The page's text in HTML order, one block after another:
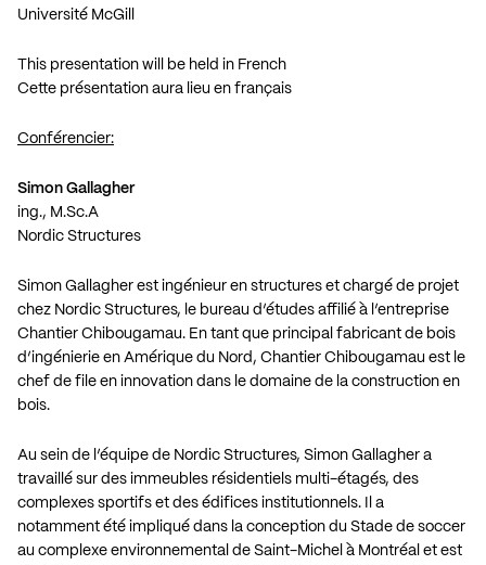
Université McGill
This presentation will be held in French
Cette présentation aura lieu en français
Conférencier:
Simon Gallagher
ing., M.Sc.A
Nordic Structures
Simon Gallagher est ingénieur en structures et chargé de projet
chez Nordic Structures, le bureau d’études affilié à l’entreprise
Chantier Chibougamau. En tant que principal fabricant de bois
d’ingénierie en Amérique du Nord, Chantier Chibougamau est le
chef de file en innovation dans le domaine de la construction en
bois.
Au sein de l’équipe de Nordic Structures, Simon Gallagher a
travaillé sur des immeubles résidentiels multi-étagés, des
complexes sportifs et des édifices institutionnels. Il a
notamment été impliqué dans la conception du Stade de soccer
au complexe environnemental de Saint-Michel à Montréal et est